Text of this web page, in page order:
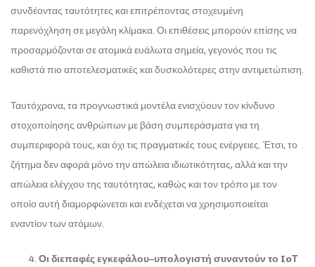
συνδέοντας ταυτότητες και επιτρέποντας στοχευμένη
παρενόχληση σε μεγάλη κλίμακα. Οι επιθέσεις μπορούν επίσης να
προσαρμόζονται σε ατομικά ευάλωτα σημεία, γεγονός που τις
καθιστά πιο αποτελεσματικές και δυσκολότερες στην αντιμετώπιση.
Ταυτόχρονα, τα προγνωστικά μοντέλα ενισχύουν τον κίνδυνο
στοχοποίησης ανθρώπων με βάση συμπεράσματα για τη
συμπεριφορά τους, και όχι τις πραγματικές τους ενέργειες. Έτσι, το
ζήτημα δεν αφορά μόνο την απώλεια ιδιωτικότητας, αλλά και την
απώλεια ελέγχου της ταυτότητας, καθώς και τον τρόπο με τον
οποίο αυτή διαμορφώνεται και ενδέχεται να χρησιμοποιείται
εναντίον των ατόμων.
Οι διεπαφές εγκεφάλου–υπολογιστή συναντούν το IoΤ